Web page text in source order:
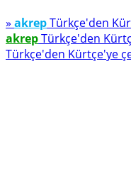
» akrepTürkçe'den
akrepTürkçe'den
Türkçe'den Kürtçe'ye